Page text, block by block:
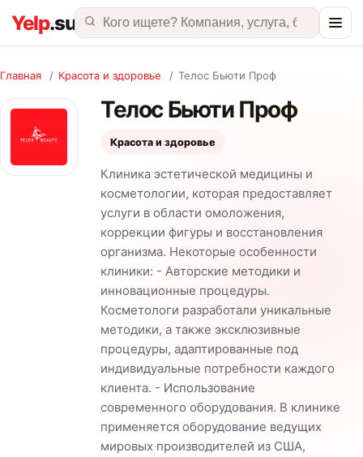
Главная / Красота и здоровье / Телос Бьюти Проф
Телос Бьюти Проф
Красота и здоровье
Клиника эстетической медицины и
косметологии, которая предоставляет
услуги в области омоложения,
коррекции фигуры и восстановления
организма. Некоторые особенности
клиники: - Авторские методики и
инновационные процедуры.
Косметологи разработали уникальные
методики, а также эксклюзивные
процедуры, адаптированные под
индивидуальные потребности каждого
клиента. - Использование
современного оборудования. В клинике
применяется оборудование ведущих
мировых производителей из США,